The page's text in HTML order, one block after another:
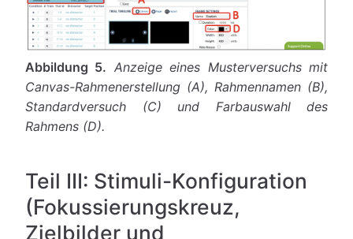
Abbildung 5. Anzeige eines Musterversuchs mit
Canvas-Rahmenerstellung (A), Rahmennamen (B),
Standardversuch (C) und Farbauswahl des
Rahmens (D).
Teil III: Stimuli-Konfiguration
(Fokussierungskreuz,
Zielbilder und